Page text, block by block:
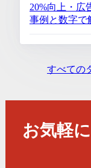
20%向上・広
事例と数字で
すべての
お気軽